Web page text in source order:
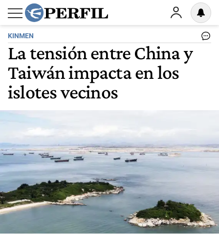
KINMEN
La tensión entre China y
Taiwán impacta en los
islotes vecinos